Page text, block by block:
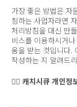
가장 좋은 방법은 자
칭하는 사업자라면
처리방침을 대신 만
비스를 이용하시거
움을 받는 것입니다.
작성하는 지 알려드
👉🏻 캐치시큐 개인